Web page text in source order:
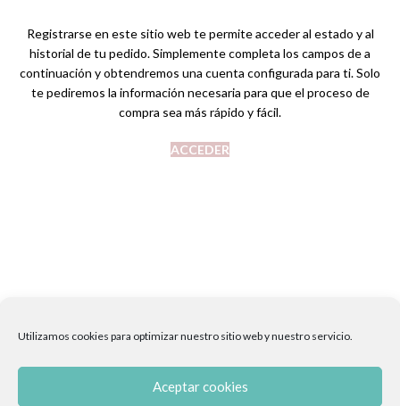
Utilizamos cookies para optimizar nuestro sitio web y nuestro servicio.
Aceptar cookies
Registrarse en este sitio web te permite acceder al estado y al
historial de tu pedido. Simplemente completa los campos de a
continuación y obtendremos una cuenta configurada para ti. Solo
te pediremos la información necesaria para que el proceso de
compra sea más rápido y fácil.
ACCEDER